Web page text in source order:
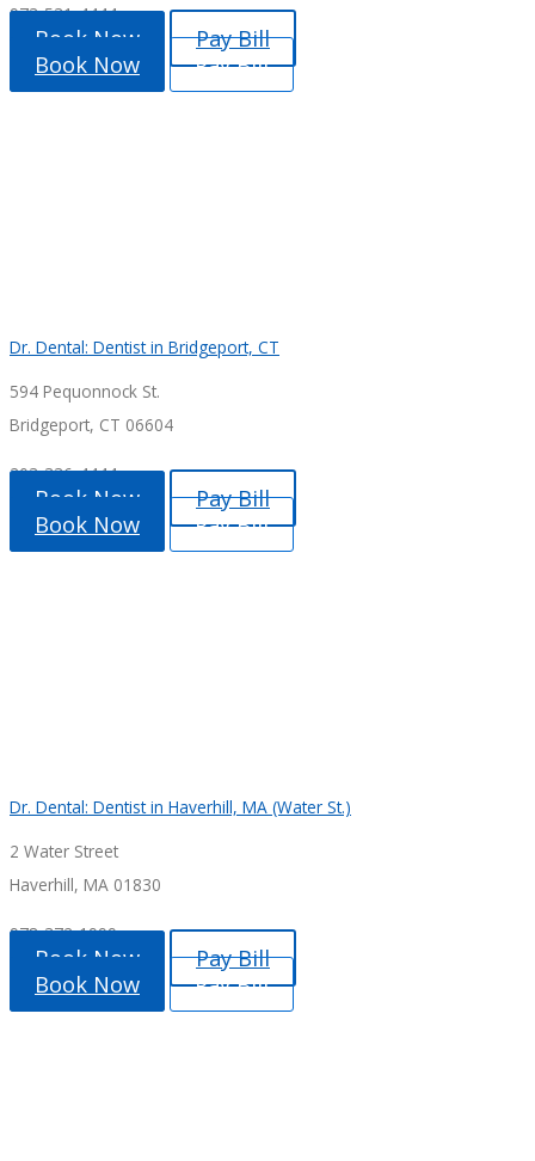
973-531-4444
Book Now
Pay Bill
Book Now
Pay Bill
Dr. Dental: Dentist in Bridgeport, CT
594 Pequonnock St.
Bridgeport, CT 06604
203-336-4444
Book Now
Pay Bill
Book Now
Pay Bill
Dr. Dental: Dentist in Haverhill, MA (Water St.)
2 Water Street
Haverhill, MA 01830
978-372-1999
Book Now
Pay Bill
Book Now
Pay Bill